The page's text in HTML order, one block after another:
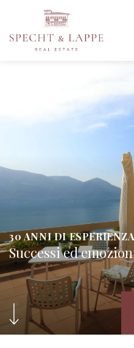
30 ANNI DI ESPERIENZA
Successi ed